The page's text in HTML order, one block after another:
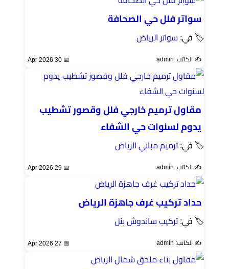
سواتر فلل حي الصحافة
🏷 في: سواتر الرياض
✍️ الكاتب: admin 📅 30 Apr 2026
مقاول ترميم خارجي فلل وقصور تشطيب
يدوم لسنوات حي الشفاء
🏷 في:ترميم مباني الرياض
✍️ الكاتب: admin 📅 29 Apr 2026
حداد تركيب غرف جاهزة الرياض
🏷 في:تركيب ساندوش بنل
✍️ الكاتب: admin 📅 27 Apr 2026